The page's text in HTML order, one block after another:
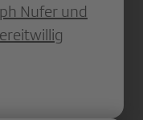
Nufer und